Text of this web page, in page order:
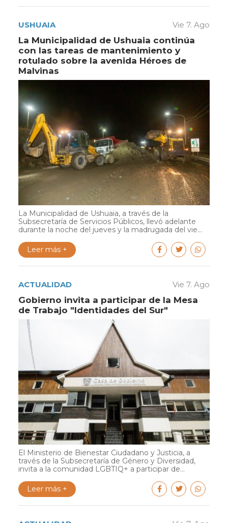
USHUAIA Vie 7. Ago
La Municipalidad de Ushuaia continúa
con las tareas de mantenimiento y
rotulado sobre la avenida Héroes de
Malvinas
La Municipalidad de Ushuaia, a través de la
Subsecretaría de Servicios Públicos, llevó adelante
durante la noche del jueves y la madrugada del vie...
Leer más +
ACTUALIDAD Vie 7. Ago
Gobierno invita a participar de la Mesa
de Trabajo "Identidades del Sur"
El Ministerio de Bienestar Ciudadano y Justicia, a
través de la Subsecretaría de Género y Diversidad,
invita a la comunidad LGBTIQ+ a participar de...
Leer más +